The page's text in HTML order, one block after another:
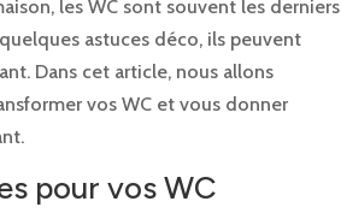
les WC sont souvent les derniers
astuces déco, ils peuvent
Dans cet article, nous allons
vos WC et vous donner
pour vos WC